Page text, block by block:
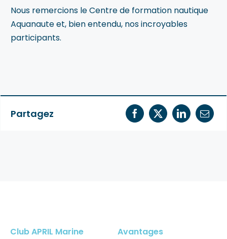
Nous remercions le Centre de formation nautique
Aquanaute et, bien entendu, nos incroyables
participants.
Partagez
Club APRIL Marine Avantages